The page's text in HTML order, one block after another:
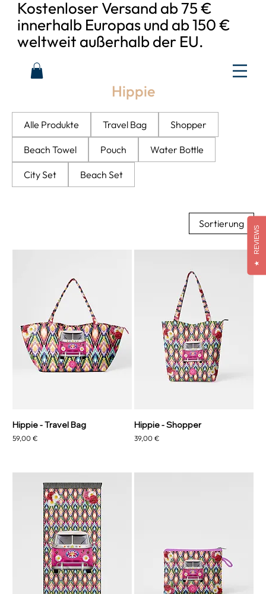
Kostenloser Versand ab 75 €
innerhalb Europas und ab 150 €
weltweit außerhalb der EU.
Hippie
Alle Produkte Travel Bag Shopper
Beach Towel Pouch Water Bottle
City Set Beach Set
Sortierung
Hippie - Travel Bag
Preis
59,00 €
Hippie - Shopper
Preis
39,00 €
★
REVIEWS